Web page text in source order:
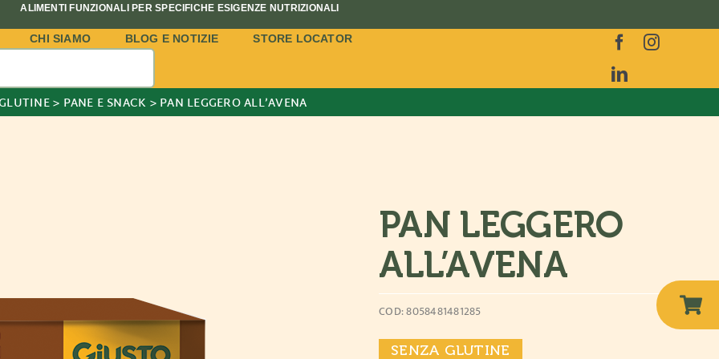
ALIMENTI FUNZIONALI PER SPECIFICHE ESIGENZE NUTRIZIONALI
CHI SIAMO BLOG E NOTIZIE
STORE LOCATOR
> PANE E SNACK > PAN LEGGERO ALL’AVENA
PAN LEGGERO
ALL’AVENA
COD: 8058481481285
SENZA GLUTINE